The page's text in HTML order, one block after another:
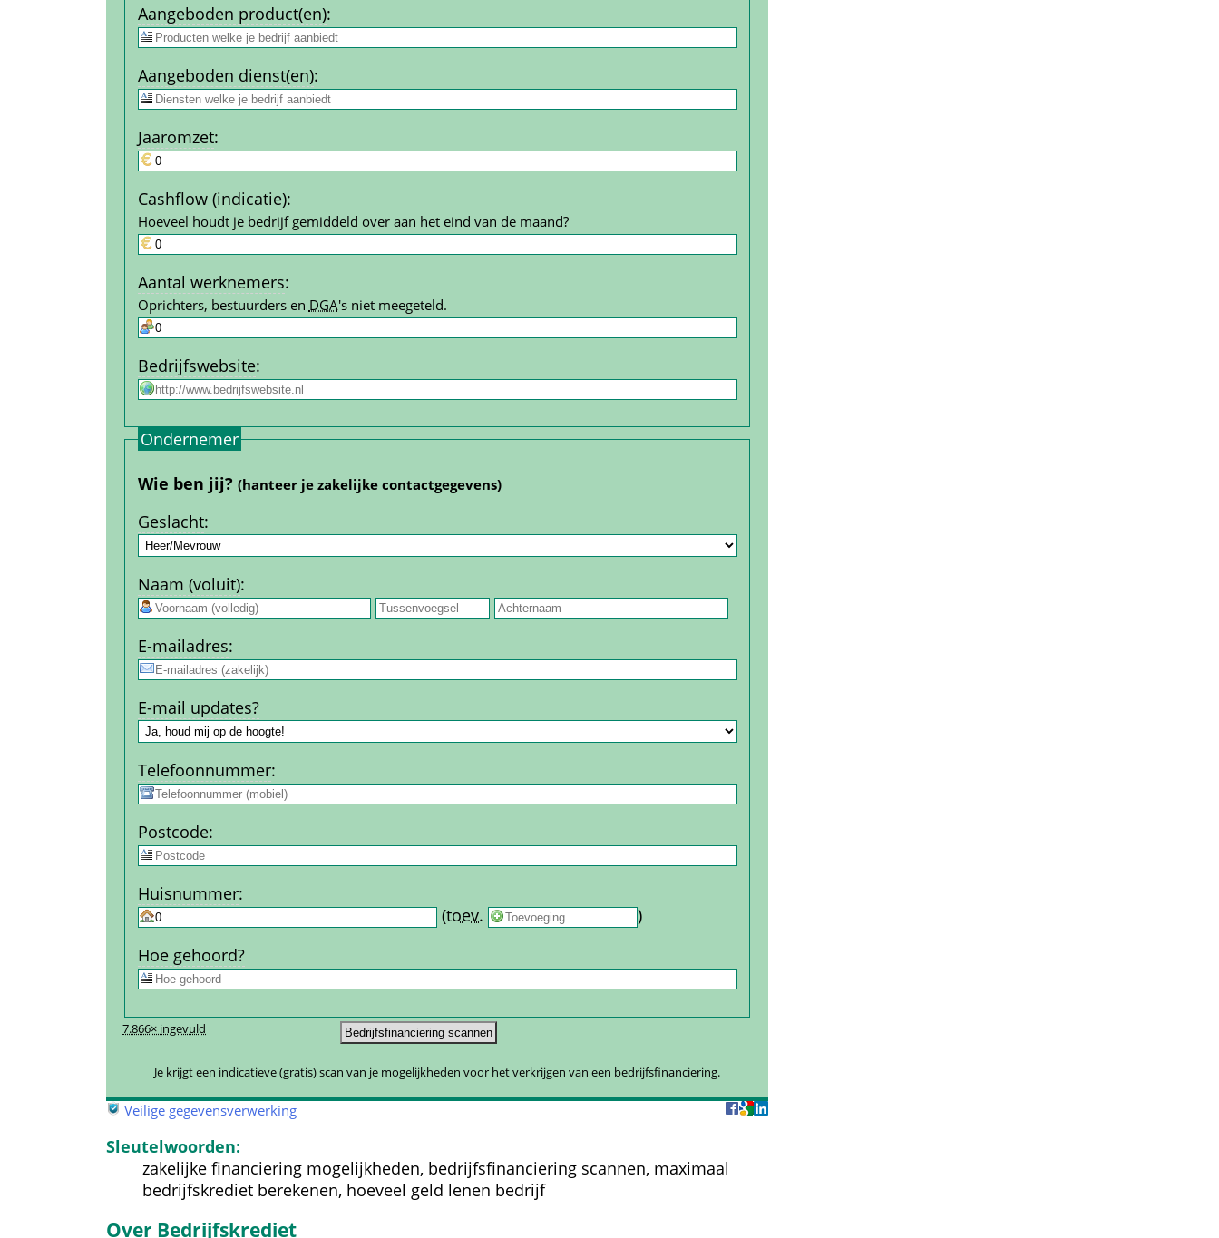
7.866× ingevuld
Je krijgt een indicatieve (gratis) scan van je mogelijkheden voor het verkrijgen van een bedrijfsfinanciering.
Aangeboden product(en):
Aangeboden dienst(en):
Jaar­omzet:
Cashflow (indicatie):
Hoeveel houdt je bedrijf gemiddeld over aan het eind van de maand?
Aantal werk­nemers:
Oprichters, bestuurders en DGA's niet meegeteld.
Bedrijfs­website:
Ondernemer
Wie ben jij? (hanteer je zakelijke contact­gegevens)
Geslacht:
Naam (voluit):
E-mail­adres:
E-mail updates?
Telefoon­nummer:
Post­code:
Huis­nummer:
(toev.
)
Hoe gehoord?
Veilige gegevensverwerking
Sleutelwoorden:
zakelijke financiering mogelijkheden, bedrijfsfinanciering scannen, maximaal
bedrijfskrediet berekenen, hoeveel geld lenen bedrijf
Over Bedrijfskrediet